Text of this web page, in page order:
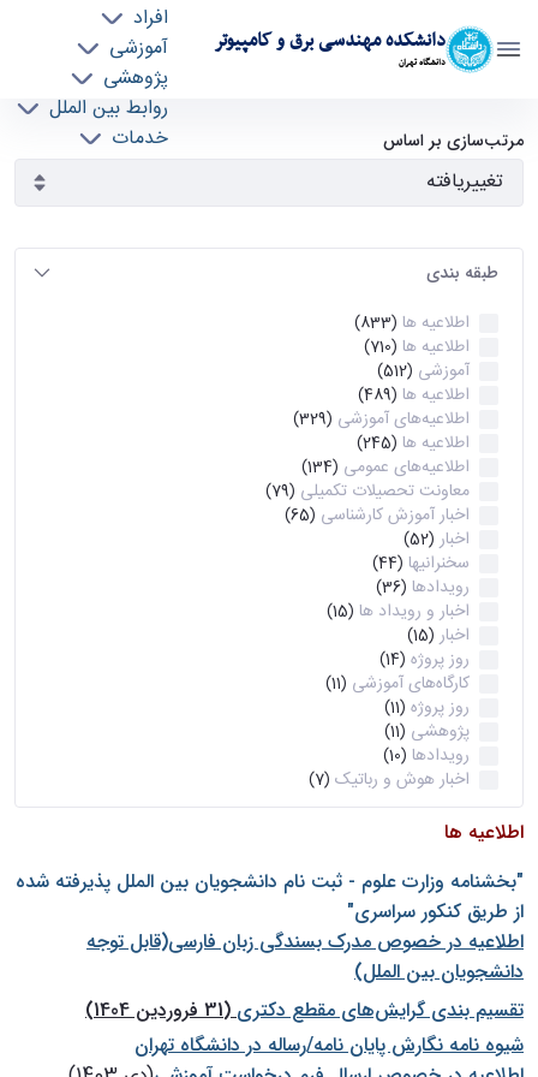
دانشکده مهندسی برق و کامپیوتر
دانشگاه تهران
افراد
آموزشی
پژوهشی
روابط بین الملل
خدمات
آرشیو اطلاعیه ها - ece- دانشکده مهندسی برق و
کامپیوتر
مرتب‌سازی بر اساس
طبقه بندی
اطلاعیه ها (833)
اطلاعیه ها (710)
آموزشی (512)
اطلاعیه ها (489)
اطلاعیه‌های‌ آموزشی (329)
اطلاعیه ها (245)
اطلاعیه‌های عمومی (134)
معاونت تحصیلات تکمیلی (79)
اخبار آموزش کارشناسی (65)
اخبار (52)
سخنرانیها (44)
رویدادها (36)
اخبار و رویداد ها (15)
اخبار (15)
روز پروژه (14)
کارگاه‌های آموزشی (11)
روز پروژه (11)
پژوهشی (11)
رویدادها (10)
اخبار هوش و رباتیک (7)
اطلاعیه ها
"بخشنامه وزارت علوم - ثبت نام دانشجويان بين الملل پذيرفته شده
از طريق كنكور سراسری"
اطلاعیه در خصوص مدرک بسندگی زبان فارسی(قابل توجه
دانشجویان بین الملل)
تقسیم بندی گرایش‌های مقطع دکتری(31 فروردین 1404)
شيوه نامه نگارش پايان نامه/رساله در دانشگاه تهران